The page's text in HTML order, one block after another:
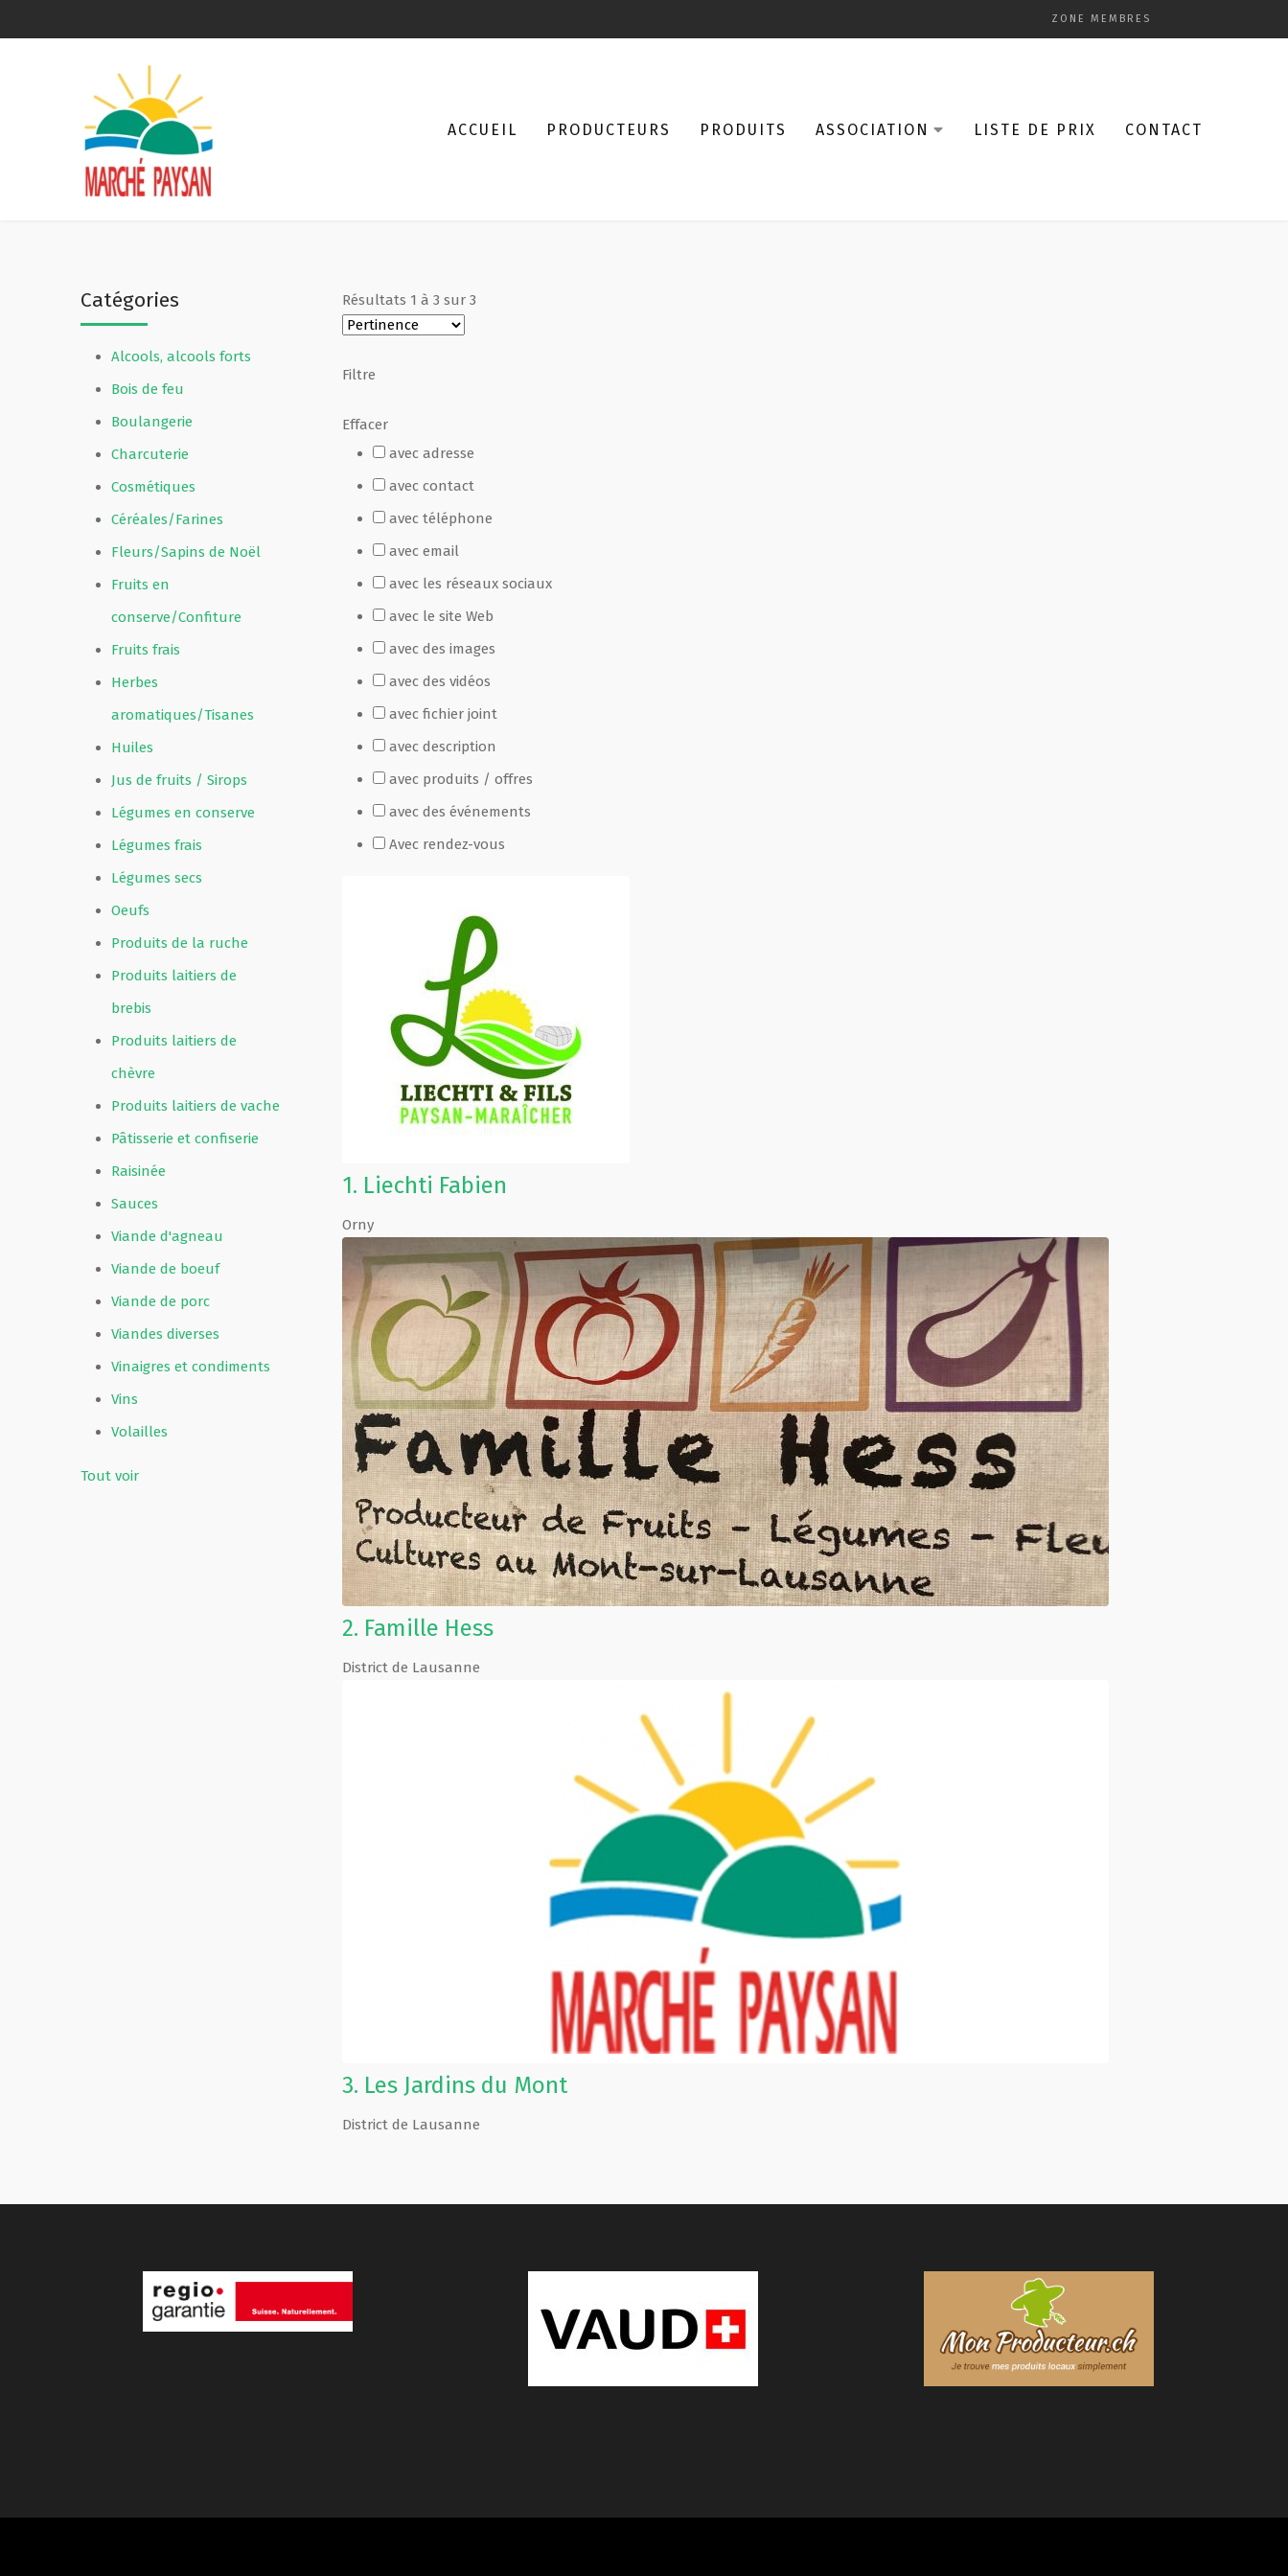
ZONE MEMBRES
ACCUEIL PRODUCTEURS PRODUITS ASSOCIATION LISTE DE PRIX CONTACT
Catégories
Alcools, alcools forts
Bois de feu
Boulangerie
Charcuterie
Cosmétiques
Céréales/Farines
Fleurs/Sapins de Noël
Fruits en
conserve/Confiture
Fruits frais
Herbes
aromatiques/Tisanes
Huiles
Jus de fruits / Sirops
Légumes en conserve
Légumes frais
Légumes secs
Oeufs
Produits de la ruche
Produits laitiers de
brebis
Produits laitiers de
chèvre
Produits laitiers de vache
Pâtisserie et confiserie
Raisinée
Sauces
Viande d'agneau
Viande de boeuf
Viande de porc
Viandes diverses
Vinaigres et condiments
Vins
Volailles
Tout voir
Résultats 1 à 3 sur 3
Filtre
Effacer
avec adresse
avec contact
avec téléphone
avec email
avec les réseaux sociaux
avec le site Web
avec des images
avec des vidéos
avec fichier joint
avec description
avec produits / offres
avec des événements
Avec rendez-vous
1. Liechti Fabien
Orny
2. Famille Hess
District de Lausanne
3. Les Jardins du Mont
District de Lausanne
Qui sommes-nous ?
Devenir membre
Revue de presse
Guide de la vente directe
Fête Marché Paysan